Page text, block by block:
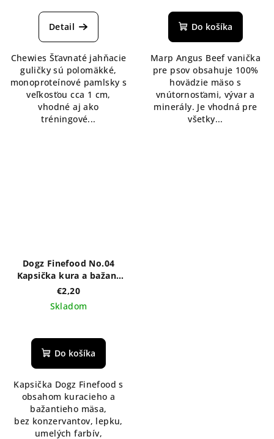
Detail
Chewies Šťavnaté jahňacie
guličky sú polomäkké,
monoproteínové pamlsky s
veľkosťou cca 1 cm,
vhodné aj ako
tréningové...
Do košíka
Marp Angus Beef vanička
pre psov obsahuje 100%
hovädzie mäso s
vnútornosťami, vývar a
minerály. Je vhodná pre
všetky...
Dogz Finefood No.04
Kapsička kura a bažant
100g
€2,20
Skladom
Do košíka
Kapsička Dogz Finefood s
obsahom kuracieho a
bažantieho mäsa,
bez konzervantov, lepku,
umelých farbív,